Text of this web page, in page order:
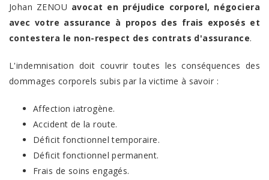
Johan ZENOU avocat en préjudice corporel, négociera
avec votre assurance à propos des frais exposés et
contestera le non-respect des contrats d'assurance.
L'indemnisation doit couvrir toutes les conséquences des
dommages corporels subis par la victime à savoir :
Affection iatrogène.
Accident de la route.
Déficit fonctionnel temporaire.
Déficit fonctionnel permanent.
Frais de soins engagés.